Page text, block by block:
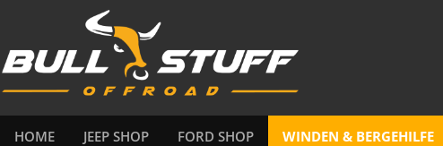
HOME JEEP SHOP FORD SHOP WINDEN & BERGEHILFE